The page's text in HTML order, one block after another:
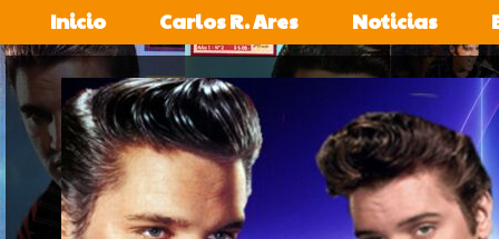
Inicio Carlos R. Ares Noticias